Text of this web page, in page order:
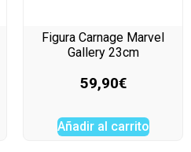
Figura Carnage Marvel
Gallery 23cm
59,90€
Añadir al carrito